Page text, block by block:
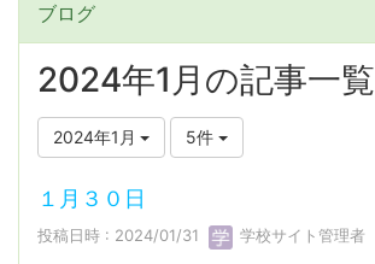
ブログ
2024年1月の記事一覧
2024年1月 5件
１月３０日
投稿日時 : 2024/01/31 学校サイト管理者